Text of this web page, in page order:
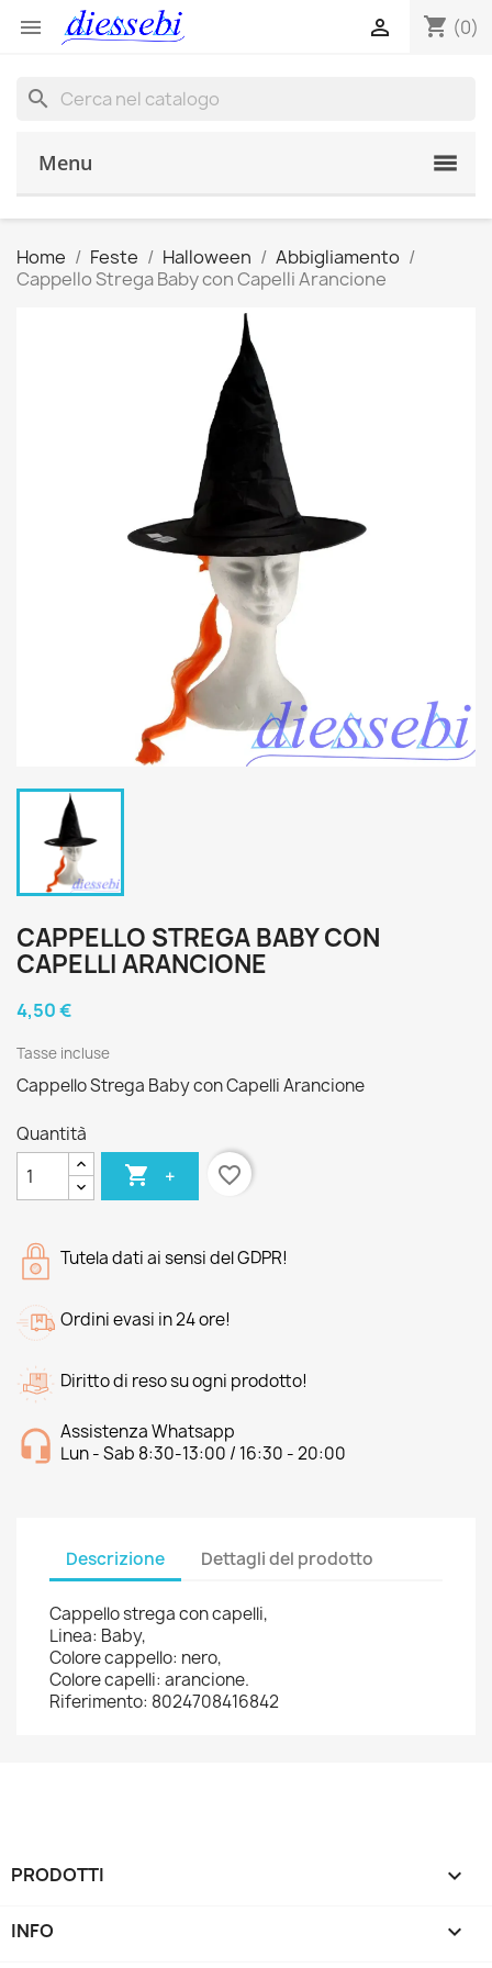
 shopping_cart (0)

search
Menu
Home Feste Halloween
Abbigliamento
Cappello Strega Baby con Capelli Arancione
CAPPELLO STREGA BABY CON
CAPELLI ARANCIONE
4,50 €
Tasse incluse
Cappello Strega Baby con Capelli Arancione
Quantità
 + favorite_border
Tutela dati ai sensi del GDPR!
Ordini evasi in 24 ore!
Diritto di reso su ogni prodotto!
Assistenza Whatsapp
Lun - Sab 8:30-13:00 / 16:30 - 20:00
Descrizione Dettagli del prodotto
Cappello strega con capelli,
Linea: Baby,
Colore cappello: nero,
Colore capelli: arancione.
Riferimento: 8024708416842
PRODOTTI 
INFO 